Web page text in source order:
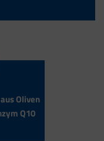
Oliven
Q10